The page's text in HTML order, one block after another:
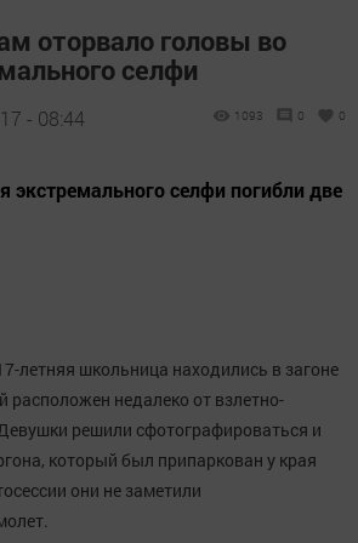
оторвало головы во
селфи
- 08:44 1093 0 0
экстремального селфи погибли две
летняя школьница находились в загоне
расположен недалеко от взлетно-
решили сфотографироваться и
который был припаркован у края
они не заметили